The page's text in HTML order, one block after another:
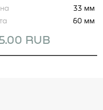
RUB
33 мм
60 мм